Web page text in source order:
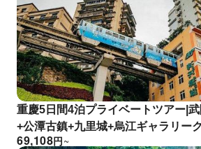
重慶5日間4泊プライベートツアー|
+公潭古鎮+九里城+烏江ギャラリー
円
69,108 ~